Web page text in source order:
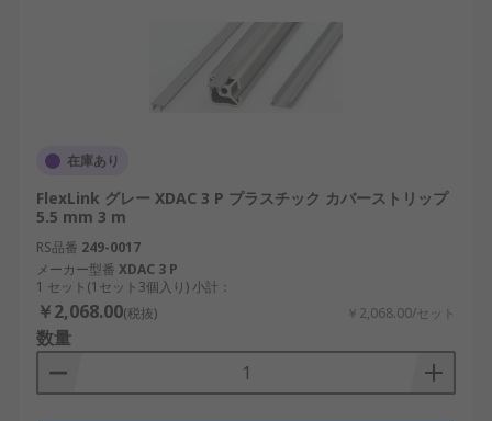
在庫あり
FlexLink グレー XDAC 3 P プラスチック カバーストリップ
5.5 mm 3 m
RS品番 249-0017
メーカー型番 XDAC 3 P
1 セット(1セット3個入り) 小計：
￥2,068.00(税抜) ￥2,068.00/セット
数量